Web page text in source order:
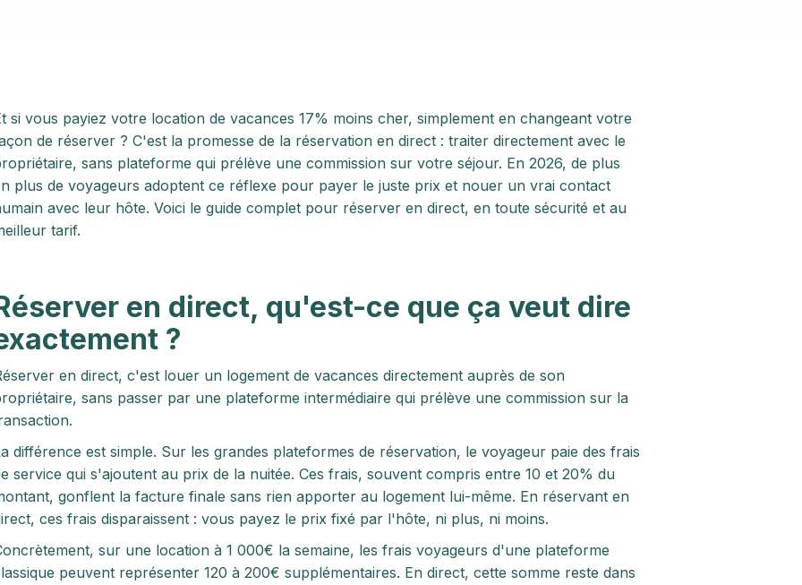
si vous payiez votre location de vacances 17% moins cher, simplement en changeant votre
de réserver ? C'est la promesse de la réservation en direct : traiter directement avec le
sans plateforme qui prélève une commission sur votre séjour. En 2026, de plus
plus de voyageurs adoptent ce réflexe pour payer le juste prix et nouer un vrai contact
avec leur hôte. Voici le guide complet pour réserver en direct, en toute sécurité et au
tarif.
en direct, qu'est-ce que ça veut dire
?
en direct, c'est louer un logement de vacances directement auprès de son
sans passer par une plateforme intermédiaire qui prélève une commission sur la
différence est simple. Sur les grandes plateformes de réservation, le voyageur paie des frais
service qui s'ajoutent au prix de la nuitée. Ces frais, souvent compris entre 10 et 20% du
gonflent la facture finale sans rien apporter au logement lui-même. En réservant en
ces frais disparaissent : vous payez le prix fixé par l'hôte, ni plus, ni moins.
sur une location à 1 000€ la semaine, les frais voyageurs d'une plateforme
peuvent représenter 120 à 200€ supplémentaires. En direct, cette somme reste dans